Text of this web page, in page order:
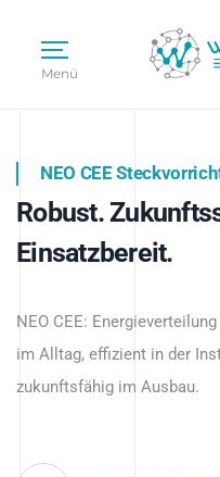
Menü
Intelligente
NEO CEE
Robust.
Einsatzbereit.
NEO CEE:
im Alltag, effizient in der
zukunftsfähig im Ausbau.
Intelligenz trifft
Anwendungen – robust, IP-
zukunftsfähig.